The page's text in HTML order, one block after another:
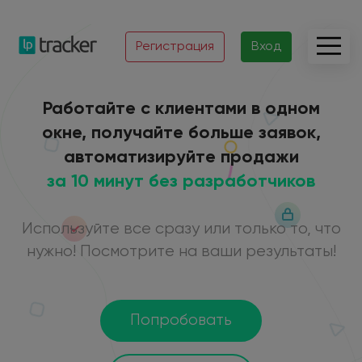
Регистрация Вход
Работайте с клиентами в одном
окне, получайте больше заявок,
автоматизируйте продажи
за 10 минут без разработчиков
Используйте все сразу или только то, что
нужно! Посмотрите на ваши результаты!
Попробовать